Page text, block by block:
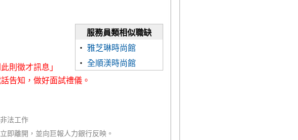
服務員類相似職缺
‧ 雅芝琳時尚館
‧ 全順渼時尚館
則徵才訊息」
告知，做好面試禮儀。
法工作
即離開，並向巨報人力銀行反映。